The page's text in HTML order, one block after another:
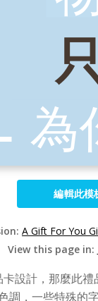
編輯此模
A Gift For You
View this page in:
設計，那麼此
，一些特殊的